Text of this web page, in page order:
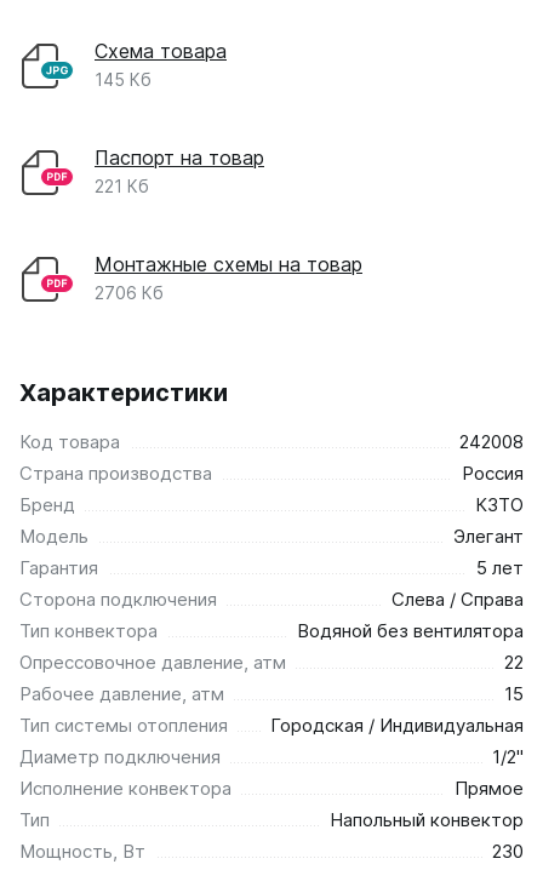
Схема товара
145 Кб
Паспорт на товар
221 Кб
Монтажные схемы на товар
2706 Кб
Характеристики
Код товара
242008
Страна производства
Россия
Бренд
КЗТО
Модель
Элегант
Гарантия
5 лет
Сторона подключения
Слева / Справа
Тип конвектора
Водяной без вентилятора
Опрессовочное давление, атм
22
Рабочее давление, атм
15
Тип системы отопления
Городская / Индивидуальная
Диаметр подключения
1/2"
Исполнение конвектора
Прямое
Тип
Напольный конвектор
Мощность, Вт
230